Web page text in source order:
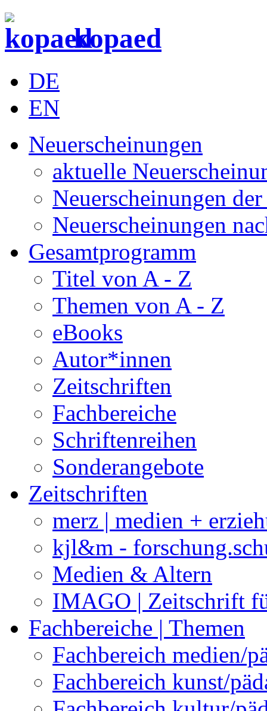
kopaed
DE
EN
Neuerscheinungen
aktuelle
Neuerscheinungen
Neuerscheinungen
Gesamtprogramm
Titel von A - Z
Themen von A - Z
eBooks
Autor*innen
Zeitschriften
Fachbereiche
Schriftenreihen
Sonderangebote
Zeitschriften
merz | medien +
kjl&m -
Medien & Altern
IMAGO | Zeitschrift
Fachbereiche | Themen
Fachbereich medien/
Fachbereich kunst/